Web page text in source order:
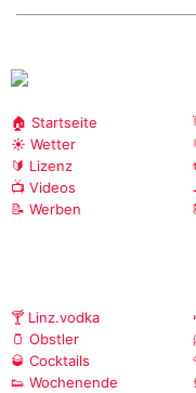
🏠 Startseite
☀️ Wetter
🔰 Lizenz
📺 Videos
📝 Werben
🍸 Linz.vodka
🫙 Obstler
🥃 Cocktails
👟 Wochenende